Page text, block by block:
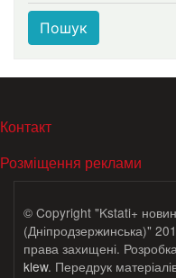
Пошук
МЕНЮ В ПОДВАЛЕ
Контакт
Розміщення реклами
© Copyright "Kstati+
(Дніпродзержинська)"
права захищені.
klew. Передрук